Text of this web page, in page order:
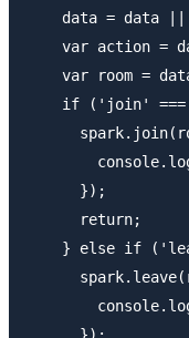
data = data ||
var action =
var room =
if ('join'
      });
      return;
} else if